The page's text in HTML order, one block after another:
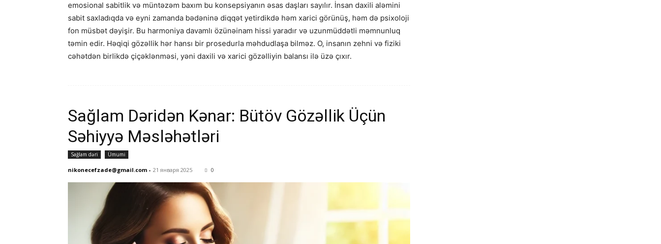
emosional sabitlik və müntəzəm baxım bu konsepsiyanın əsas daşları sayılır. İnsan daxili aləmini
sabit saxladıqda və eyni zamanda bədəninə diqqət yetirdikdə həm xarici görünüş, həm də psixoloji
fon müsbət dəyişir. Bu harmoniya davamlı özünəinam hissi yaradır və uzunmüddətli məmnunluq
təmin edir. Həqiqi gözəllik hər hansı bir prosedurla məhdudlaşa bilməz. O, insanın zehni və fiziki
cəhətdən birlikdə çiçəklənməsi, yəni daxili və xarici gözəlliyin balansı ilə üzə çıxır.
Sağlam Dəridən Kənar: Bütöv Gözəllik Üçün
Səhiyyə Məsləhətləri
Sağlam dəri Ümumi
nikonecefzade@gmail.com - 21 января 2025 0